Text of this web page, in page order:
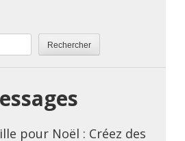
Rechercher
pour Noël : Créez des